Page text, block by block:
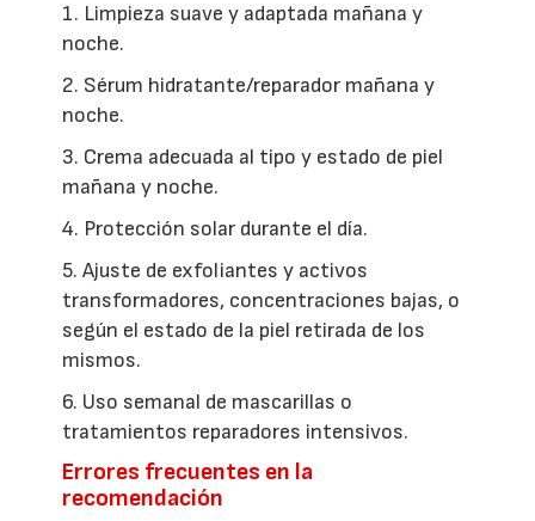
1. Limpieza suave y adaptada mañana y
noche.
2. Sérum hidratante/reparador mañana y
noche.
3. Crema adecuada al tipo y estado de piel
mañana y noche.
4. Protección solar durante el día.
5. Ajuste de exfoliantes y activos
transformadores, concentraciones bajas, o
según el estado de la piel retirada de los
mismos.
6. Uso semanal de mascarillas o
tratamientos reparadores intensivos.
Errores frecuentes en la
recomendación